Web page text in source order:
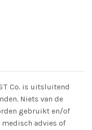
Co. is uitsluitend
Niets van de
gebruikt en/of
advies of